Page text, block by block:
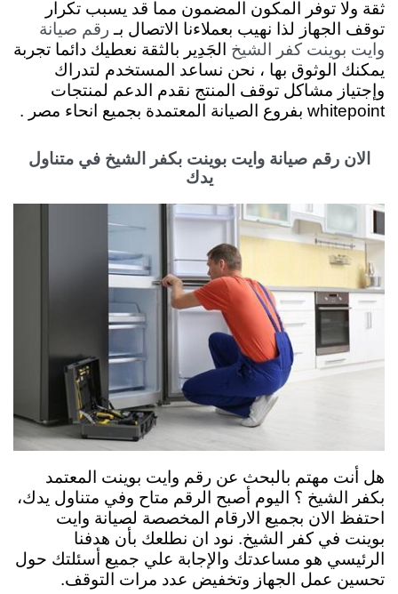
ثقة ولا توفر المكون المضمون مما قد يسبب تكرار
توقف الجهاز لذا نهيب بعملاءنا الاتصال بـ رقم صيانة
وايت بوينت كفر الشيخ الجَدِير بالثقة نعطيك دائما تجربة
يمكنك الوثوق بها ، نحن نساعد المستخدم لتدراك
وإجتياز مشاكل توقف المنتج نقدم الدعم لمنتجات
whitepoint بفروع الصيانة المعتمدة بجميع انحاء مصر .
الان رقم صيانة وايت بوينت بكفر الشيخ في متناول
يدك
هل أنت مهتم بالبحث عن رقم وايت بوينت المعتمد
بكفر الشيخ ؟ اليوم أصبح الرقم متاح وفي متناول يدك،
احتفظ الان بجميع الارقام المخصصة لصيانة وايت
بوينت في كفر الشيخ. نود ان نطلعك بأن هدفنا
الرئيسي هو مساعدتك والإجابة علي جميع أسئلتك حول
تحسين عمل الجهاز وتخفيض عدد مرات التوقف.